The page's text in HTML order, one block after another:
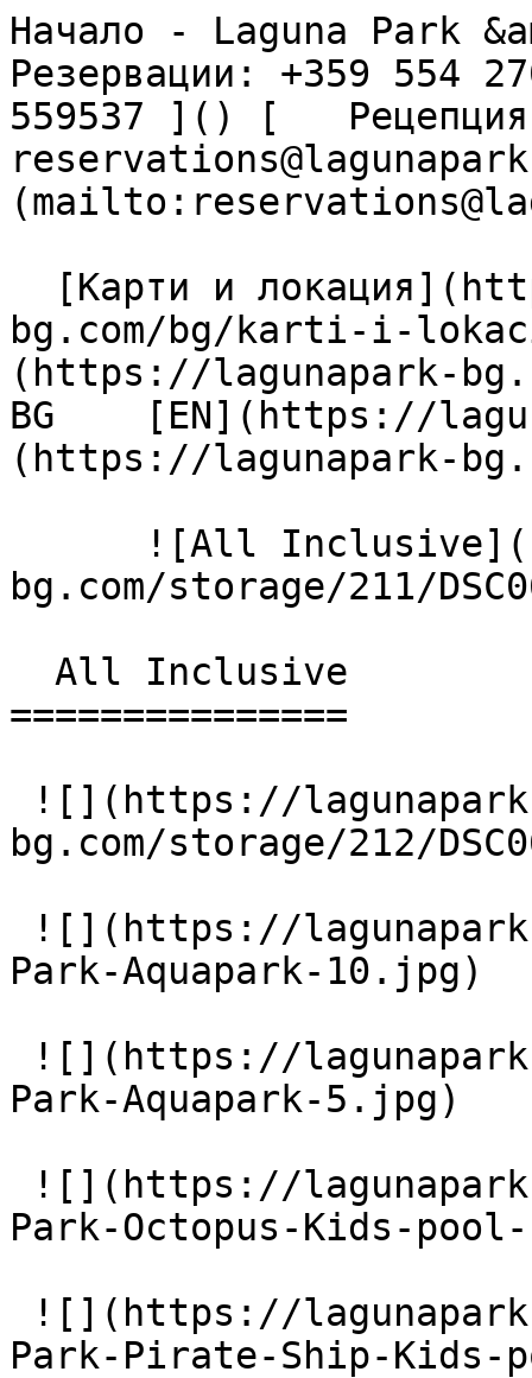
Начало - Laguna Park
Резервации: +359 554
559537 ]() [
bg.com/bg/karti-i-
(https://lagunapark-
BG    [EN](https://
(https://lagunapark-
bg.com/storage/211/
===============
bg.com/storage/212/
Park-Aquapark-10.jpg)
Park-Aquapark-5.jpg)
Park-Octopus-Kids-
Park-Pirate-Ship-Kids-